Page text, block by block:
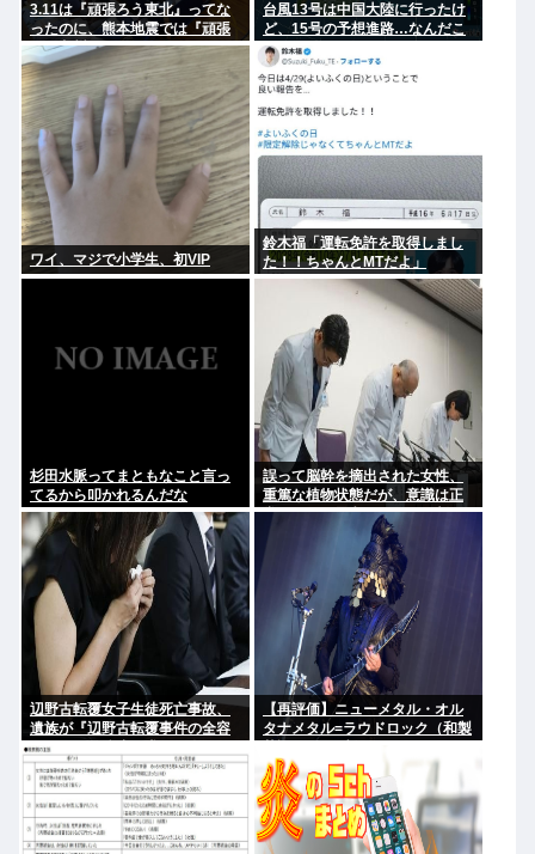
3.11は『頑張ろう東北』ってな
ったのに、熊本地震では『頑張
ろう九州』とならなかったのは
何故なのか？
台風13号は中国大陸に行ったけ
ど、15号の予想進路…なんだこ
れ？
ワイ、マジで小学生、初VIP
鈴木福「運転免許を取得しまし
た！！ちゃんとMTだよ」
杉田水脈ってまともなこと言っ
てるから叩かれるんだな
誤って脳幹を摘出された女性、
重篤な植物状態だが、意識は正
常で何かを思考していると判明
辺野古転覆女子生徒死亡事故、
遺族が『辺野古転覆事件の全容
解明と再発防止を求める会』を
設立
【再評価】ニューメタル・オル
タナメタル=ラウドロック（和製
お前らがキッズの頃好きだった
バンドは何？